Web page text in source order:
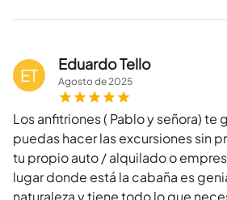
ET
Eduardo Tello
Agostode2025
Los anfitriones ( Pablo y señora) te
puedas hacer las excursiones sin
tu propio auto / alquilado o
lugar donde está la cabaña es
naturaleza y tiene todo lo que